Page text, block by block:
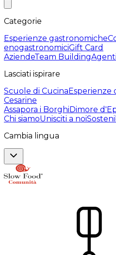
Categorie
Esperienze gastronomiche
enogastronomiciGift Card
AziendeTeam Building
Lasciati ispirare
Scuole di CucinaEsperienze
Cesarine
Assapora i BorghiDimore
Chi siamoUnisciti a noi
Cambia lingua